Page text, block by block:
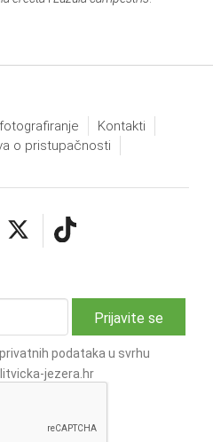
Kontakti
o pristupačnosti
podataka u svrhu
jezera.hr